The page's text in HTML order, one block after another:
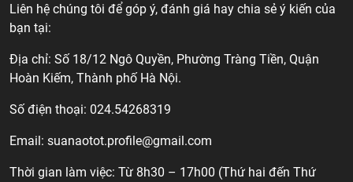
Liên hệ chúng tôi để góp ý, đánh giá hay chia sẻ ý kiến của
bạn tại:
Địa chỉ: Số 18/12 Ngô Quyền, Phường Tràng Tiền, Quận
Hoàn Kiếm, Thành phố Hà Nội.
Số điện thoại: 024.54268319
Email: suanaotot.profile@gmail.com
Thời gian làm việc: Từ 8h30 – 17h00 (Thứ hai đến Thứ